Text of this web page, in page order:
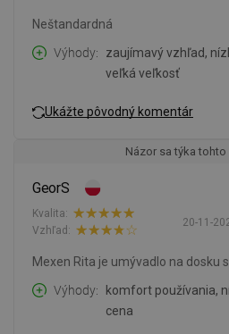
Neštandardná
Výhody
zaujímavý vzhľad,
veľká veľkosť
Ukážte pôvodný komentár
Názor sa týka
GeorS
20-11-
Kvalita:
Vzhľad:
Mexen Rita je umývadlo na dosku
Výhody
komfort používania,
cena